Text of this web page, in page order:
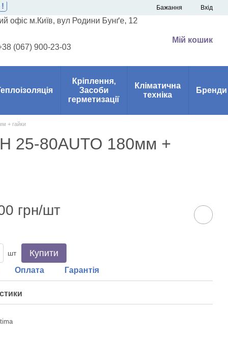
! Бажання Вхід
офіс м.Київ, вул Родини Бунґе, 12
(067) 900-23-03
Мій кошик
Кріплення,
Засоби
герметизації
Кліматична
техніка
Бренди
+ гайки
25-80AUTO 180мм +
грн/шт
шт Купити
Оплата Гарантія